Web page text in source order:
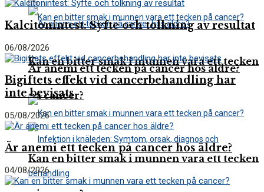
Kan en bitter smak i munnen vara ett tecken
på cancer?
Är anemi ett tecken på cancer hos äldre?
Kan en bitter smak i munnen vara ett tecken
Kalcitonintest: Syfte och tolkning av resultat
06/08/2026
Bigiftets effekt vid cancerbehandling har
inte bevisats
05/08/2026
Är anemi ett tecken på cancer hos äldre?
04/08/2026